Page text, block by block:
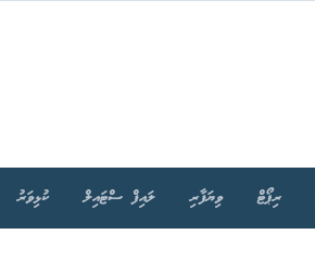
ރިޕޯޓް ވިޔަފާރި ލައިފް ސްޓައިލް ކުޅިވަރު